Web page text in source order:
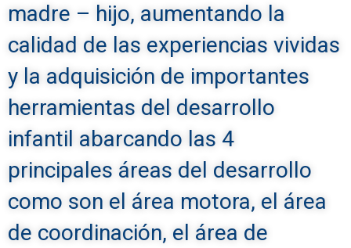
madre – hijo, aumentando la
calidad de las experiencias vividas
y la adquisición de importantes
herramientas del desarrollo
infantil abarcando las 4
principales áreas del desarrollo
como son el área motora, el área
de coordinación, el área de